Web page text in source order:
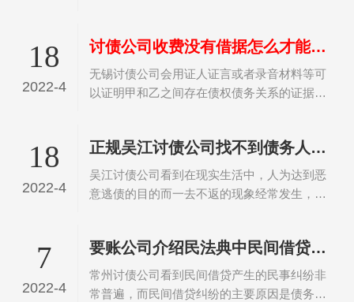
缺少需与讨债公司协商，欠条交付给讨债公司
时一定要注意，要先…
18
2022-4
讨债公司收费没有借据怎么才能要回欠款
无锡讨债公司会用证人证言或者录音材料等可
以证明甲和乙之间存在债权债务关系的证据，
同法》第一百九十七条规则，借款合同采用书
面方式，但自然人…
18
2022-4
正规吴江讨债公司找不到债务人了怎么讨债
吴江讨债公司看到在现实生活中，人为达到恶
意逃债的目的而一去不返的现象经常发生，由
不到债务人的借款案件，债权人可以通过以下
两条途径追讨欠款…
7
2022-4
要账公司介绍民法典中民间借贷判决书多久失效
常州讨债公司看到民间借贷产生的民事纠纷非
常普遍，而民间借贷纠纷的主要原因是债务人